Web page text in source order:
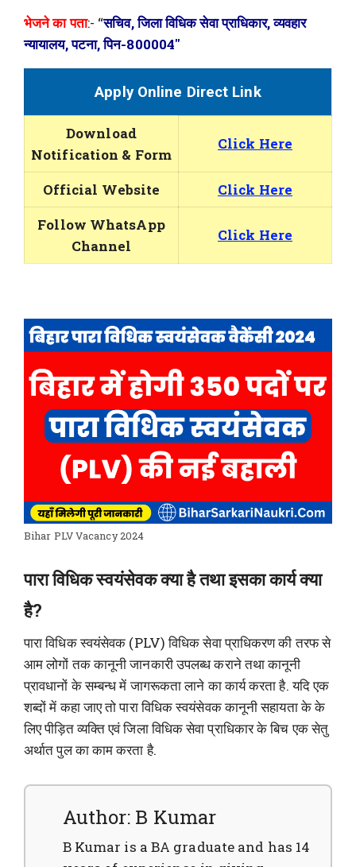
भेजने का पता:- “सचिव, जिला विधिक सेवा प्राधिकार, व्यवहार
न्यायालय, पटना, पिन-800004″
Apply Online Direct Link
Download
Notification & Form
Click Here
Official Website
Click Here
Follow WhatsApp
Channel
Click Here
Bihar PLV Vacancy 2024
पारा विधिक स्वयंसेवक क्या है तथा इसका कार्य क्या
है?
पारा विधिक स्वयंसेवक (PLV) विधिक सेवा प्राधिकरण की तरफ से
आम लोगों तक कानूनी जानकारी उपलब्ध कराने तथा कानूनी
प्रावधानों के सम्बन्ध में जागरूकता लाने का कार्य करता है. यदि एक
शब्दों में कहा जाए तो पारा विधिक स्वयंसेवक कानूनी सहायता के के
लिए पीड़ित व्यक्ति एवं जिला विधिक सेवा प्राधिकार के बिच एक सेतु
अर्थात पुल का काम करता है.
Author: B Kumar
B Kumar is a BA graduate and has 14